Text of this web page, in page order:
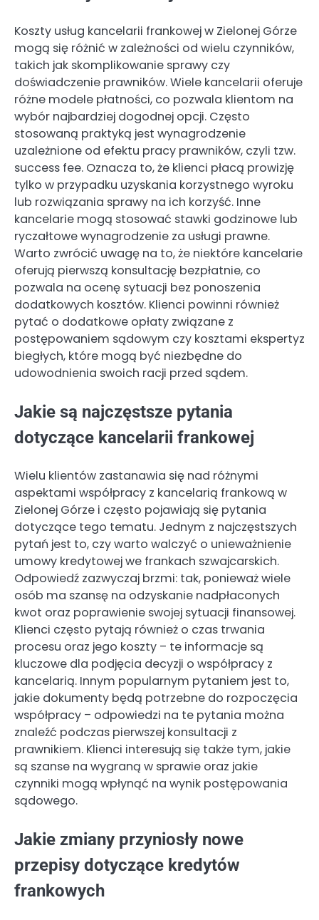
Koszty usług kancelarii frankowej w Zielonej Górze
mogą się różnić w zależności od wielu czynników,
takich jak skomplikowanie sprawy czy
doświadczenie prawników. Wiele kancelarii oferuje
różne modele płatności, co pozwala klientom na
wybór najbardziej dogodnej opcji. Często
stosowaną praktyką jest wynagrodzenie
uzależnione od efektu pracy prawników, czyli tzw.
success fee. Oznacza to, że klienci płacą prowizję
tylko w przypadku uzyskania korzystnego wyroku
lub rozwiązania sprawy na ich korzyść. Inne
kancelarie mogą stosować stawki godzinowe lub
ryczałtowe wynagrodzenie za usługi prawne.
Warto zwrócić uwagę na to, że niektóre kancelarie
oferują pierwszą konsultację bezpłatnie, co
pozwala na ocenę sytuacji bez ponoszenia
dodatkowych kosztów. Klienci powinni również
pytać o dodatkowe opłaty związane z
postępowaniem sądowym czy kosztami ekspertyz
biegłych, które mogą być niezbędne do
udowodnienia swoich racji przed sądem.
Jakie są najczęstsze pytania
dotyczące kancelarii frankowej
Wielu klientów zastanawia się nad różnymi
aspektami współpracy z kancelarią frankową w
Zielonej Górze i często pojawiają się pytania
dotyczące tego tematu. Jednym z najczęstszych
pytań jest to, czy warto walczyć o unieważnienie
umowy kredytowej we frankach szwajcarskich.
Odpowiedź zazwyczaj brzmi: tak, ponieważ wiele
osób ma szansę na odzyskanie nadpłaconych
kwot oraz poprawienie swojej sytuacji finansowej.
Klienci często pytają również o czas trwania
procesu oraz jego koszty – te informacje są
kluczowe dla podjęcia decyzji o współpracy z
kancelarią. Innym popularnym pytaniem jest to,
jakie dokumenty będą potrzebne do rozpoczęcia
współpracy – odpowiedzi na te pytania można
znaleźć podczas pierwszej konsultacji z
prawnikiem. Klienci interesują się także tym, jakie
są szanse na wygraną w sprawie oraz jakie
czynniki mogą wpłynąć na wynik postępowania
sądowego.
Jakie zmiany przyniosły nowe
przepisy dotyczące kredytów
frankowych